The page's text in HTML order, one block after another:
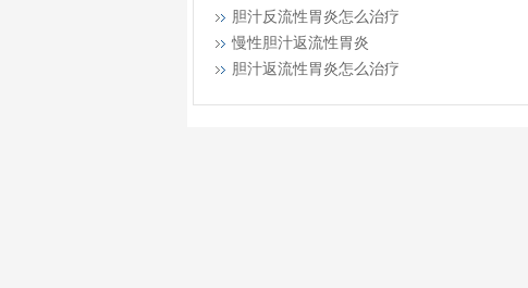
胆汁反流性胃炎怎么治疗
慢性胆汁返流性胃炎
胆汁返流性胃炎怎么治疗